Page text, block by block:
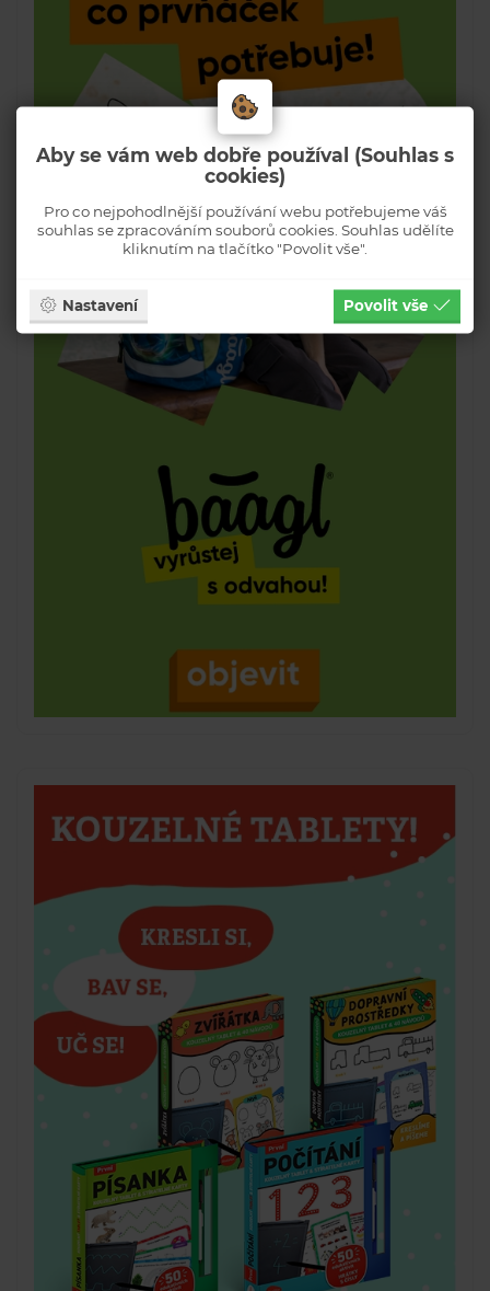
Aby se vám web dobře používal (Souhlas s
cookies)
Pro co nejpohodlnější používání webu potřebujeme váš
souhlas se zpracováním souborů cookies. Souhlas udělíte
kliknutím na tlačítko "Povolit vše".
Nastavení Povolit vše